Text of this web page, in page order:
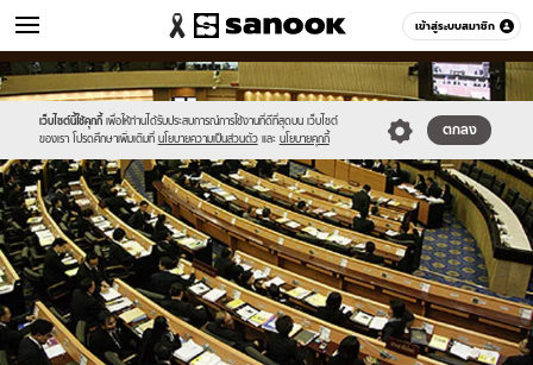
เข้าสู่ระบบสมาชิก
ข่าว หมวดอื่นๆ
เว็บไซต์นี้ใช้คุกกี้ เพื่อให้ท่านได้รับประสบการณ์การใช้งานที่ดีที่สุดบน เว็บไซต์
ของเรา โปรดศึกษาเพิ่มเติมที่ นโยบายความเป็นส่วนตัว และ นโยบายคุกกี้
ตกลง
Sanook
//s.isanook.com/sr/0/images/logo-
new-
sanook.png
600
60
//s.isanook.com/ns/0/ud/369/1849062/639620-
02.jpg